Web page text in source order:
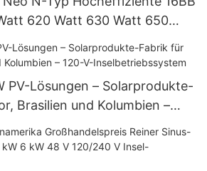
620 Watt 630 Watt 650
mit Dual
PV-Lösungen – Solarprodukte-
Brasilien und Kolumbien –